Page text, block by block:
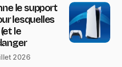
le support
lesquelles
le
2026